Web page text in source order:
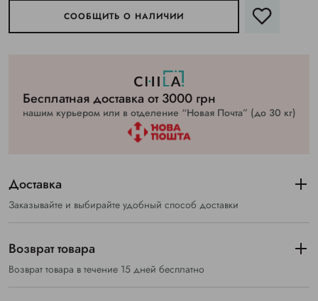
СООБЩИТЬ О НАЛИЧИИ
Бесплатная доставка от 3000 грн
нашим курьером или в отделение “Новая Почта” (до 30 кг)
Доставка
Заказывайте и выбирайте удобный способ доставки
Возврат товара
Возврат товара в течение 15 дней бесплатно